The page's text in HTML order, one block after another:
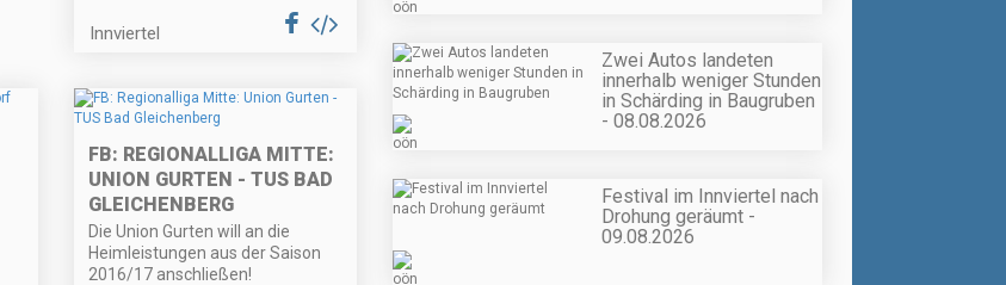
Innviertel
FB: REGIONALLIGA MITTE:
UNION GURTEN - TUS BAD
GLEICHENBERG
Die Union Gurten will an die
Heimleistungen aus der Saison
2016/17 anschließen!
Zwei Autos landeten
innerhalb weniger Stunden
in Schärding in Baugruben
- 08.08.2026
Festival im Innviertel nach
Drohung geräumt -
09.08.2026